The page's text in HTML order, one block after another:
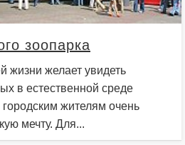
зоопарка
жизни желает увидеть
в естественной среде
жителям очень
мечту. Для...